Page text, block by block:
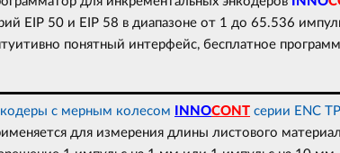
EIP 50 и EIP 58 в диапазоне от 1 до 65.536
понятный интерфейс, бесплатное
с мерным колесом INNOCONT серии ENC
для измерения длины листового